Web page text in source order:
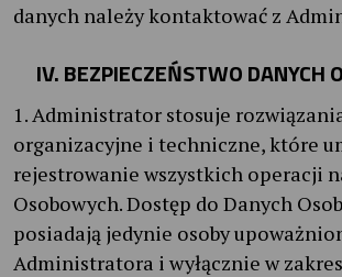
danych należy kontaktować z
IV. BEZPIECZEŃSTWO DANYCH
1. Administrator stosuje
organizacyjne i techniczne, które
rejestrowanie wszystkich operacji
Osobowych. Dostęp do Danych
posiadają jedynie osoby
Administratora i wyłącznie w